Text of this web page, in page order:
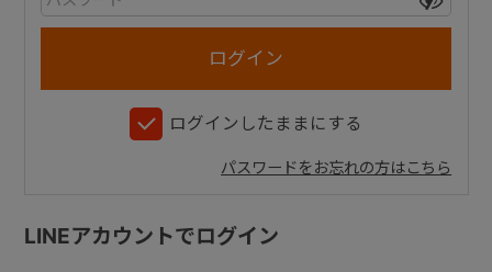
ログインしたままにする
パスワードをお忘れの方はこちら
LINEアカウントでログイン